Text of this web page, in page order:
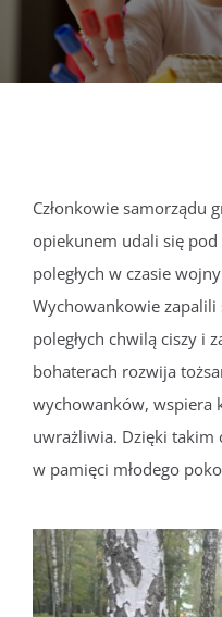
DOKUMENTY
PROJEKTY
WYKUS
Członkowie samorządu
opiekunem udali się
poległych w czasie
Wychowankowie
poległych chwilą ciszy i
bohaterach rozwija
wychowanków, wspiera
uwrażliwia. Dzięki takim
w pamięci młodego